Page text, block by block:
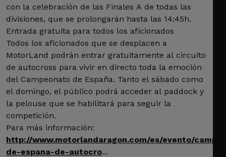
con la celebración de las Finales A de todas las
divisiones, que se prolongarán hasta las 14:45h.
Entrada gratuita para todos los aficionados
Todos los aficionados que se desplacen a
MotorLand podrán entrar gratuitamente al circuito
de autocross para vivir en directo toda la emoción
del Campeonato de España. Tanto el sábado como
el domingo, el público podrá acceder al paddock y
la pelouse que se habilitará para seguir la
competición.
Para más información:
http://www.motorlandaragon.com/es/evento/
de-espana-de-autocro...